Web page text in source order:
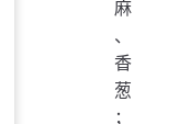
麻
、
香
葱
；